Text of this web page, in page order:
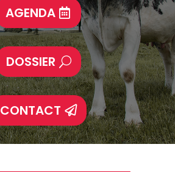
AGENDA
DOSSIER
CONTACT